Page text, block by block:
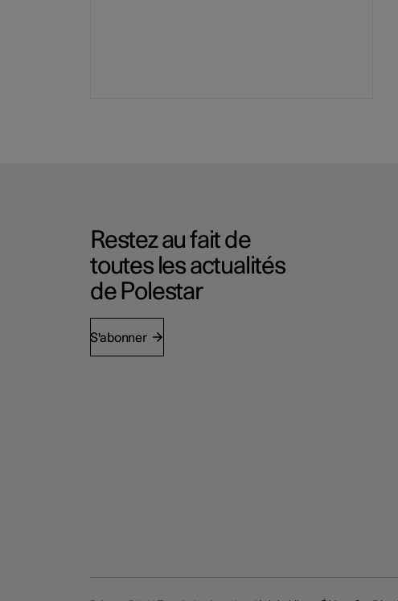
Restez au fait de
toutes les actualités
de Polestar
S'abonner